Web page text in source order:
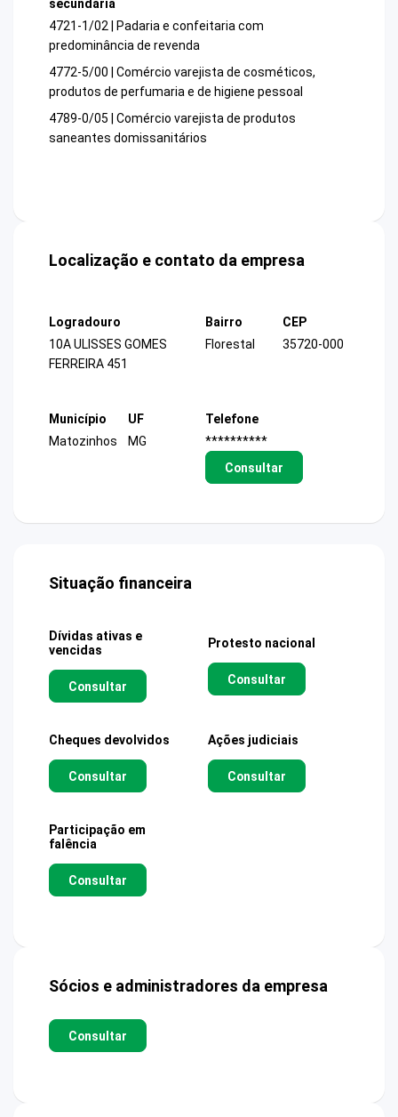
secundária
4721-1/02 | Padaria e confeitaria com
predominância de revenda
4772-5/00 | Comércio varejista de cosméticos,
produtos de perfumaria e de higiene pessoal
4789-0/05 | Comércio varejista de produtos
saneantes domissanitários
Localização e contato da empresa
Logradouro
10A ULISSES GOMES
FERREIRA 451
Bairro
Florestal
CEP
35720-000
Município
Matozinhos
UF
MG
Telefone
**********
Consultar
Situação financeira
Dívidas ativas e
vencidas
Consultar
Protesto nacional
Consultar
Cheques devolvidos
Consultar
Ações judiciais
Consultar
Participação em
falência
Consultar
Sócios e administradores da empresa
Consultar